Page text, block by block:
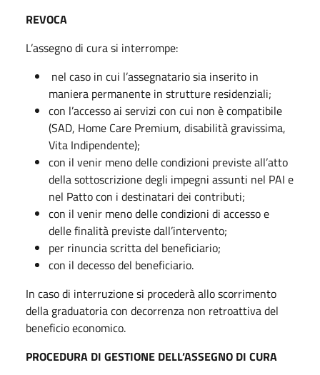
REVOCA
L’assegno di cura si interrompe:
nel caso in cui l’assegnatario sia inserito in
maniera permanente in strutture residenziali;
con l’accesso ai servizi con cui non è compatibile
(SAD, Home Care Premium, disabilità gravissima,
Vita Indipendente);
con il venir meno delle condizioni previste all’atto
della sottoscrizione degli impegni assunti nel PAI e
nel Patto con i destinatari dei contributi;
con il venir meno delle condizioni di accesso e
delle finalità previste dall’intervento;
per rinuncia scritta del beneficiario;
con il decesso del beneficiario.
In caso di interruzione si procederà allo scorrimento
della graduatoria con decorrenza non retroattiva del
beneficio economico.
PROCEDURA DI GESTIONE DELL’ASSEGNO DI CURA